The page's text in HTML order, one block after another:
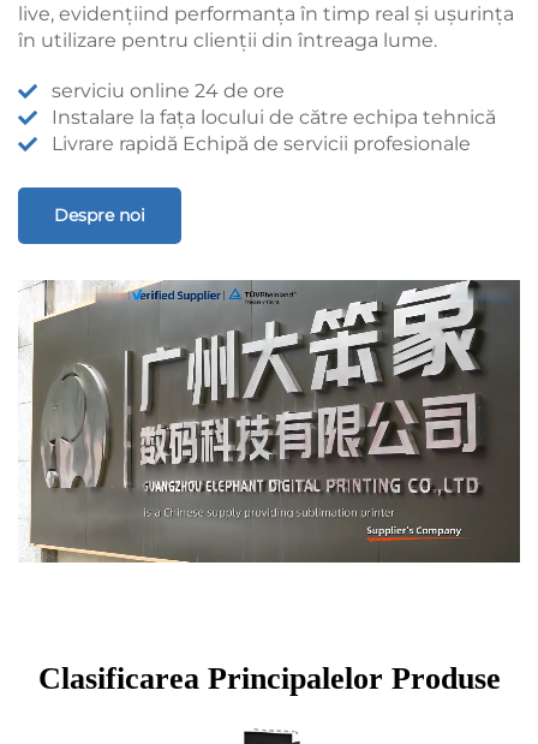
live, evidențiind performanța în timp real și ușurința
în utilizare pentru clienții din întreaga lume.
serviciu online 24 de ore
Instalare la fața locului de către echipa tehnică
Livrare rapidă Echipă de servicii profesionale
Despre noi
Clasificarea Principalelor Produse